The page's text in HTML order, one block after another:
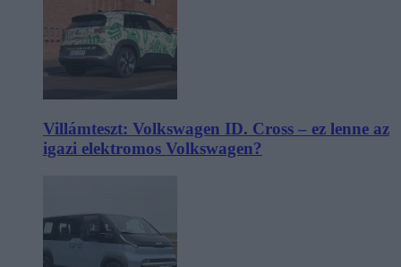
Villámteszt: Volkswagen ID. Cross – ez lenne az
igazi elektromos Volkswagen?